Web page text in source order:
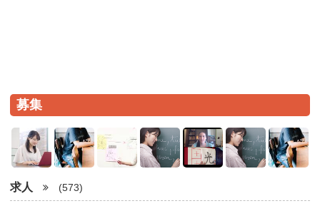
募集
求人 (573)